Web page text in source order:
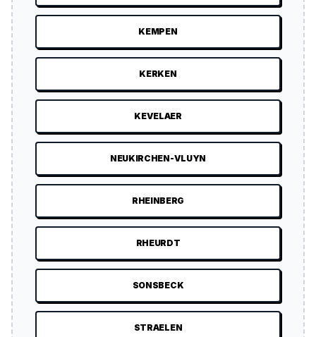
KEMPEN
KERKEN
KEVELAER
NEUKIRCHEN-VLUYN
RHEINBERG
RHEURDT
SONSBECK
STRAELEN